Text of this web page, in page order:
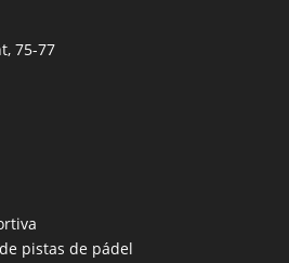
75-77
pistas de pádel